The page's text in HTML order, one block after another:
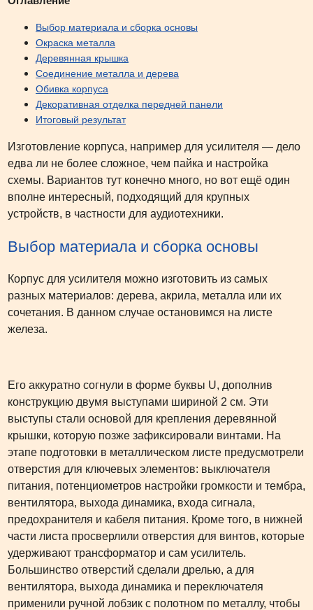
Выбор материала и сборка основы
Окраска металла
Деревянная крышка
Соединение металла и дерева
Обивка корпуса
Декоративная отделка передней панели
Итоговый результат
Изготовление корпуса, например для усилителя — дело
едва ли не более сложное, чем пайка и настройка
схемы. Вариантов тут конечно много, но вот ещё один
вполне интересный, подходящий для крупных
устройств, в частности для аудиотехники.
Выбор материала и сборка основы
Корпус для усилителя можно изготовить из самых
разных материалов: дерева, акрила, металла или их
сочетания. В данном случае остановимся на листе
железа.
Его аккуратно согнули в форме буквы U, дополнив
конструкцию двумя выступами шириной 2 см. Эти
выступы стали основой для крепления деревянной
крышки, которую позже зафиксировали винтами. На
этапе подготовки в металлическом листе предусмотрели
отверстия для ключевых элементов: выключателя
питания, потенциометров настройки громкости и тембра,
вентилятора, выхода динамика, входа сигнала,
предохранителя и кабеля питания. Кроме того, в нижней
части листа просверлили отверстия для винтов, которые
удерживают трансформатор и сам усилитель.
Большинство отверстий сделали дрелью, а для
вентилятора, выхода динамика и переключателя
применили ручной лобзик с полотном по металлу, чтобы